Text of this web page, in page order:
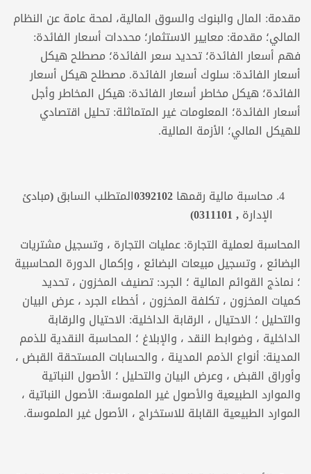
مقدمة: المال والبنوك والسوق المالية، لمحة عامة عن النظام
المالي؛ مقدمة: معايير الاستثمار؛ محددات أسعار الفائدة:
فهم أسعار الفائدة؛ تحديد سعر الفائدة؛ مصطلح هيكل
أسعار الفائدة: سلوك أسعار الفائدة. مصطلح هيكل أسعار
الفائدة؛ هيكل مخاطر أسعار الفائدة: هيكل المخاطر وأجل
أسعار الفائدة؛ المعلومات غير المتماثلة: تحليل اقتصادي
للهيكل المالي؛ الأزمة المالية.
محاسبة مالية رقمها 0392102المتطلب السابق (مبادئ
الإدارة ,0311101
)
المحاسبة لعملية التجارة: عمليات التجارة ، وتسجيل مشتريات
البضائع ، وتسجيل مبيعات البضائع ، وإكمال الدورة المحاسبية
؛ نماذج القوائم المالية ؛ الجرد: تصنيف المخزون ، تحديد
كميات المخزون ، تكلفة المخزون ، أخطاء الجرد ، عرض البيان
والتحليل ؛ الاحتيال ، الرقابة الداخلية: الاحتيال والرقابة
الداخلية ، وضوابط النقد ، والإبلاغ ؛ المحاسبة النقدية للذمم
المدينة: أنواع الذمم المدينة ، والحسابات المستحقة القبض ،
وأوراق القبض ، وعرض البيان والتحليل ؛ الأصول النباتية
والموارد الطبيعية والأصول غير الملموسة: الأصول النباتية ،
الموارد الطبيعية القابلة للاستخراج ، الأصول غير الملموسة.